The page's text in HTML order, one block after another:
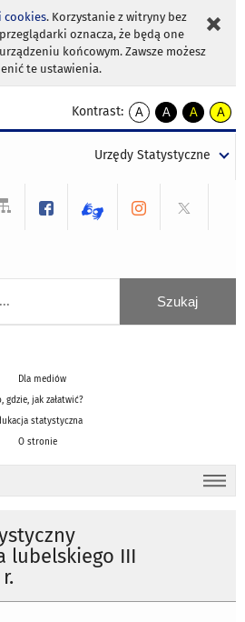
cookies. Korzystanie z witryny bez
oznacza, że będą one
końcowym. Zawsze możesz
te ustawienia.
Kontrast:
A
kontrast
A
kontrast
tekst
czarnym
A
kontrast
tekst
czarnym
A
tekst
żółtym
Urzędy Statystyczne
Dla mediów
gdzie, jak załatwić?
statystyczna
O stronie
lubelskiego III